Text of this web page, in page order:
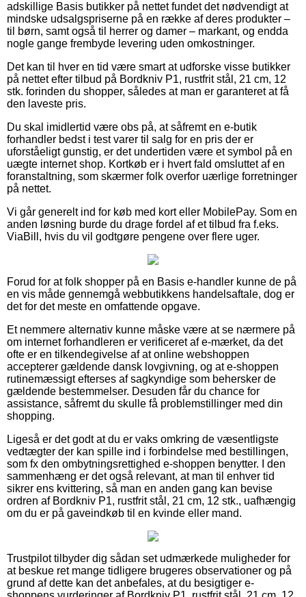
adskillige Basis butikker på nettet fundet det nødvendigt at
mindske udsalgspriserne på en række af deres produkter –
til børn, samt også til herrer og damer – markant, og endda
nogle gange frembyde levering uden omkostninger.
Det kan til hver en tid være smart at udforske visse butikker
på nettet efter tilbud på Bordkniv P1, rustfrit stål, 21 cm, 12
stk. forinden du shopper, således at man er garanteret at få
den laveste pris.
Du skal imidlertid være obs på, at såfremt en e-butik
forhandler bedst i test varer til salg for en pris der er
uforståeligt gunstig, er det undertiden være et symbol på en
uægte internet shop. Kortkøb er i hvert fald omsluttet af en
foranstaltning, som skærmer folk overfor uærlige forretninger
på nettet.
Vi går generelt ind for køb med kort eller MobilePay. Som en
anden løsning burde du drage fordel af et tilbud fra f.eks.
ViaBill, hvis du vil godtgøre pengene over flere uger.
Forud for at folk shopper på en Basis e-handler kunne de på
en vis måde gennemgå webbutikkens handelsaftale, dog er
det for det meste en omfattende opgave.
Et nemmere alternativ kunne måske være at se nærmere på
om internet forhandleren er verificeret af e-mærket, da det
ofte er en tilkendegivelse af at online webshoppen
accepterer gældende dansk lovgivning, og at e-shoppen
rutinemæssigt efterses af sagkyndige som behersker de
gældende bestemmelser. Desuden får du chance for
assistance, såfremt du skulle få problemstillinger med din
shopping.
Ligeså er det godt at du er vaks omkring de væsentligste
vedtægter der kan spille ind i forbindelse med bestillingen,
som fx den ombytningsrettighed e-shoppen benytter. I den
sammenhæng er det også relevant, at man til enhver tid
sikrer ens kvittering, så man en anden gang kan bevise
ordren af Bordkniv P1, rustfrit stål, 21 cm, 12 stk., uafhængig
om du er på gaveindkøb til en kvinde eller mand.
Trustpilot tilbyder dig sådan set udmærkede muligheder for
at beskue ret mange tidligere brugeres observationer og på
grund af dette kan det anbefales, at du besigtiger e-